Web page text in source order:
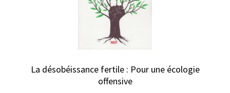
La désobéissance fertile : Pour une écologie
offensive